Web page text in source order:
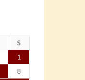
S
1
8